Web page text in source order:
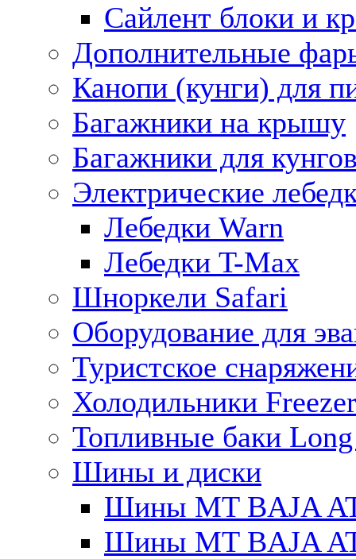
Сайлент блоки и
Дополнительные
Канопи (кунги) для
Багажники на крышу
Багажники для
Электрические
Лебедки Warn
Лебедки T-Max
Шноркели Safari
Оборудование для
Туристское
Холодильники
Топливные баки
Шины и диски
Шины MT BAJA
Шины MT BAJA